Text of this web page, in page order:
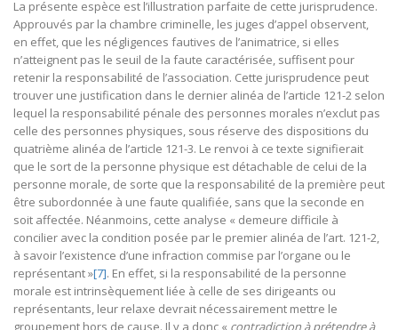
La présente espèce est l’illustration parfaite de cette jurisprudence.
Approuvés par la chambre criminelle, les juges d’appel observent,
en effet, que les négligences fautives de l’animatrice, si elles
n’atteignent pas le seuil de la faute caractérisée, suffisent pour
retenir la responsabilité de l’association. Cette jurisprudence peut
trouver une justification dans le dernier alinéa de l’article 121-2 selon
lequel la responsabilité pénale des personnes morales n’exclut pas
celle des personnes physiques, sous réserve des dispositions du
quatrième alinéa de l’article 121-3. Le renvoi à ce texte signifierait
que le sort de la personne physique est détachable de celui de la
personne morale, de sorte que la responsabilité de la première peut
être subordonnée à une faute qualifiée, sans que la seconde en
soit affectée. Néanmoins, cette analyse « demeure difficile à
concilier avec la condition posée par le premier alinéa de l’art. 121-2,
à savoir l’existence d’une infraction commise par l’organe ou le
représentant »[7]. En effet, si la responsabilité de la personne
morale est intrinsèquement liée à celle de ses dirigeants ou
représentants, leur relaxe devrait nécessairement mettre le
groupement hors de cause. Il y a donc « contradiction à prétendre à